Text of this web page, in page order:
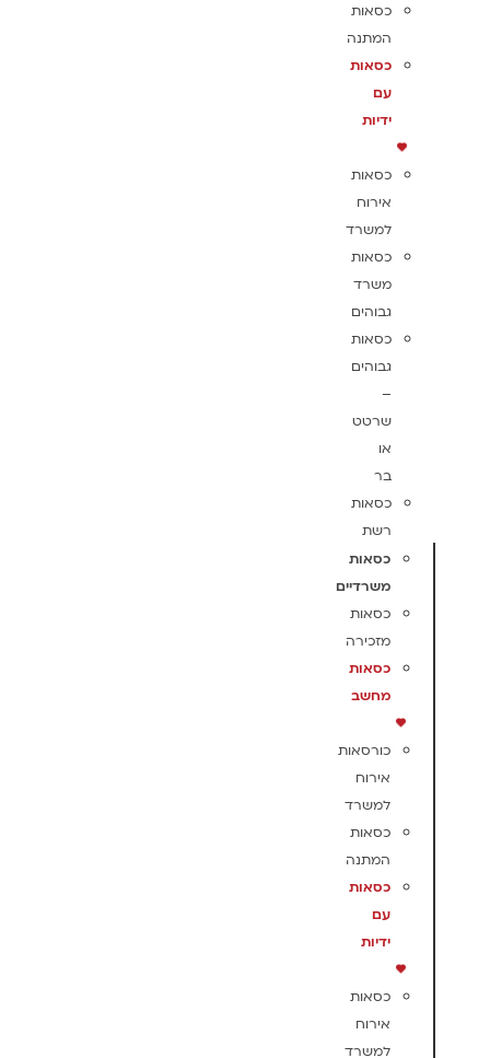
כסאות
המתנה
כסאות
עם
ידיות
כסאות
אירוח
למשרד
כסאות
משרד
גבוהים
כסאות
גבוהים
–
שרטט
או
בר
כסאות
רשת
כסאות
משרדיים
כסאות
מזכירה
כסאות
מחשב
כורסאות
אירוח
למשרד
כסאות
המתנה
כסאות
עם
ידיות
כסאות
אירוח
למשרד